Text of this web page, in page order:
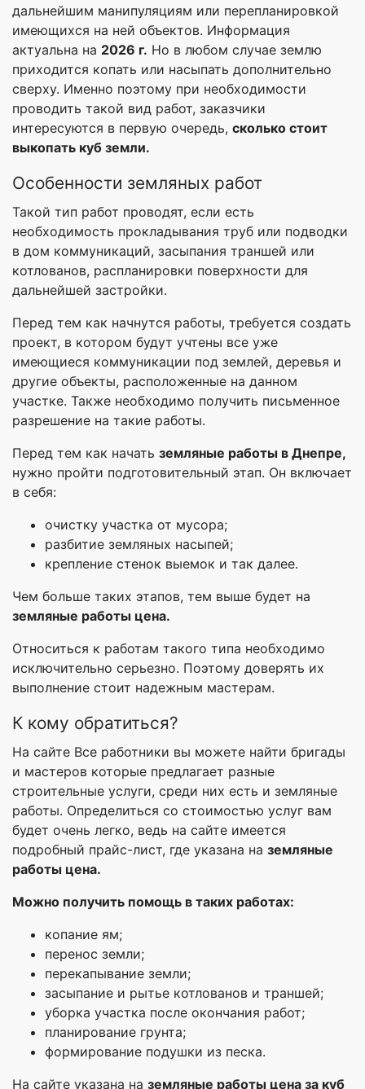
дальнейшим манипуляциям или перепланировкой
имеющихся на ней объектов. Информация
актуальна на 2026 г. Но в любом случае землю
приходится копать или насыпать дополнительно
сверху. Именно поэтому при необходимости
проводить такой вид работ, заказчики
интересуются в первую очередь, сколько стоит
выкопать куб земли.
Особенности земляных работ
Такой тип работ проводят, если есть
необходимость прокладывания труб или подводки
в дом коммуникаций, засыпания траншей или
котлованов, распланировки поверхности для
дальнейшей застройки.
Перед тем как начнутся работы, требуется создать
проект, в котором будут учтены все уже
имеющиеся коммуникации под землей, деревья и
другие объекты, расположенные на данном
участке. Также необходимо получить письменное
разрешение на такие работы.
Перед тем как начать земляные работы в Днепре,
нужно пройти подготовительный этап. Он включает
в себя:
очистку участка от мусора;
разбитие земляных насыпей;
крепление стенок выемок и так далее.
Чем больше таких этапов, тем выше будет на
земляные работы цена.
Относиться к работам такого типа необходимо
исключительно серьезно. Поэтому доверять их
выполнение стоит надежным мастерам.
К кому обратиться?
На сайте Все работники вы можете найти бригады
и мастеров которые предлагает разные
строительные услуги, среди них есть и земляные
работы. Определиться со стоимостью услуг вам
будет очень легко, ведь на сайте имеется
подробный прайс-лист, где указана на земляные
работы цена.
Можно получить помощь в таких работах:
копание ям;
перенос земли;
перекапывание земли;
засыпание и рытье котлованов и траншей;
уборка участка после окончания работ;
планирование грунта;
формирование подушки из песка.
На сайте указана на земляные работы цена за куб